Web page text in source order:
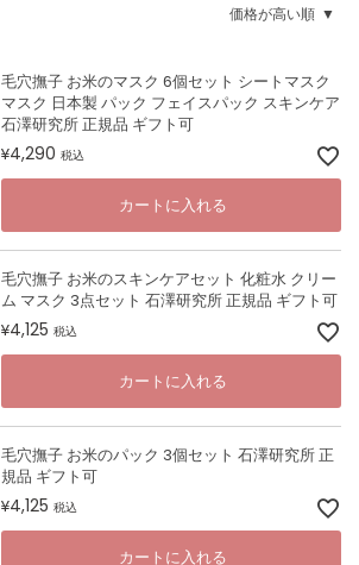
価格が高い順
毛穴撫子 お米のマスク 6個セット シートマスク
マスク 日本製 パック フェイスパック スキンケア
石澤研究所 正規品 ギフト可
¥4,290 税込
カートに入れる
毛穴撫子 お米のスキンケアセット 化粧水 クリー
ム マスク 3点セット 石澤研究所 正規品 ギフト可
¥4,125 税込
カートに入れる
毛穴撫子 お米のパック 3個セット 石澤研究所 正
規品 ギフト可
¥4,125 税込
カートに入れる